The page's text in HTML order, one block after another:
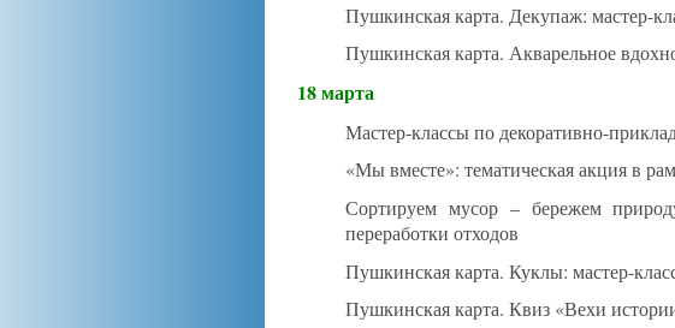
Пушкинская карта. Декупаж: мастер-
Пушкинская карта. Акварельное
18 марта
Мастер-классы по декоративно-
«Мы вместе»: тематическая акция в
Сортируем мусор – бережем
переработки отходов
Пушкинская карта. Куклы: мастер-
Пушкинская карта. Квиз «Вехи